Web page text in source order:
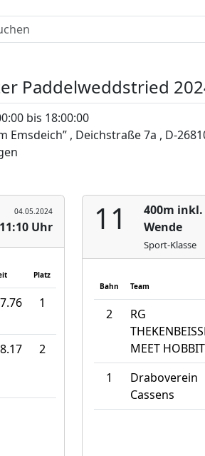
Paddelweddstried
bis 18:00:00
Emsdeich” , Deichstraße 7a , D-
04.05.2024
11:10 Uhr
Platz
1
2
11
400m inkl.
Wende
Sport-Klasse
Bahn Team
2
RG
MEET
1
Draboverein
Cassens